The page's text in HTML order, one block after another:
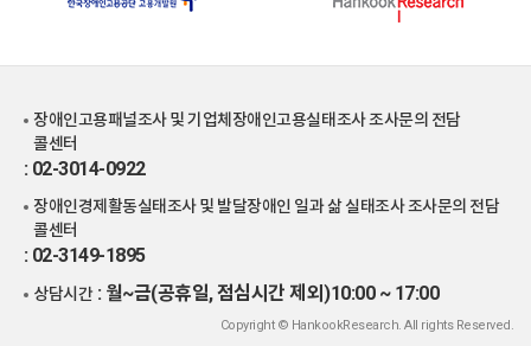
장애인고용패널조사 및 기업체장애인고용실태조사 조사문의 전담
콜센터
: 02-3014-0922
장애인경제활동실태조사 및 발달장애인 일과 삶 실태조사 조사문의 전담
콜센터
: 02-3149-1895
상담시간 : 월~금(공휴일, 점심시간 제외)10:00 ~ 17:00
Copyright © HankookResearch. All rights Reserved.